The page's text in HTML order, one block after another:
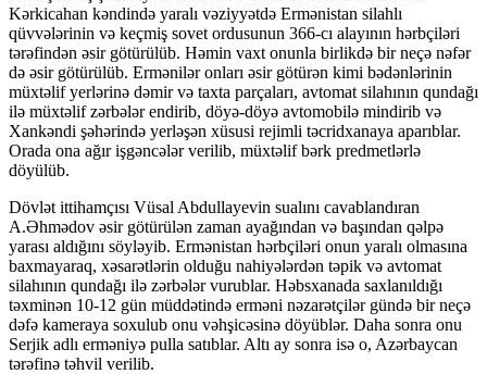
Kərkicahan kəndində yaralı vəziyyətdə Ermənistan silahlı
qüvvələrinin və keçmiş sovet ordusunun 366-cı alayının hərbçiləri
tərəfindən əsir götürülüb. Həmin vaxt onunla birlikdə bir neçə nəfər
də əsir götürülüb. Ermənilər onları əsir götürən kimi bədənlərinin
müxtəlif yerlərinə dəmir və taxta parçaları, avtomat silahının qundağı
ilə müxtəlif zərbələr endirib, döyə-döyə avtomobilə mindirib və
Xankəndi şəhərində yerləşən xüsusi rejimli təcridxanaya aparıblar.
Orada ona ağır işgəncələr verilib, müxtəlif bərk predmetlərlə
döyülüb.
Dövlət ittihamçısı Vüsal Abdullayevin sualını cavablandıran
A.Əhmədov əsir götürülən zaman ayağından və başından qəlpə
yarası aldığını söyləyib. Ermənistan hərbçiləri onun yaralı olmasına
baxmayaraq, xəsarətlərin olduğu nahiyələrdən təpik və avtomat
silahının qundağı ilə zərbələr vurublar. Həbsxanada saxlanıldığı
təxminən 10-12 gün müddətində erməni nəzarətçilər gündə bir neçə
dəfə kameraya soxulub onu vəhşicəsinə döyüblər. Daha sonra onu
Serjik adlı erməniyə pulla satıblar. Altı ay sonra isə o, Azərbaycan
tərəfinə təhvil verilib.